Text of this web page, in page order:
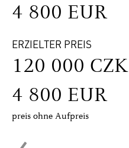
4 800 EUR
ERZIELTER PREIS
120 000 CZK
4 800 EUR
preis ohne Aufpreis